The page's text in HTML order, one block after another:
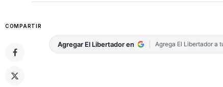
COMPARTIR
Agregar El Libertador en Agrega El Libertador a